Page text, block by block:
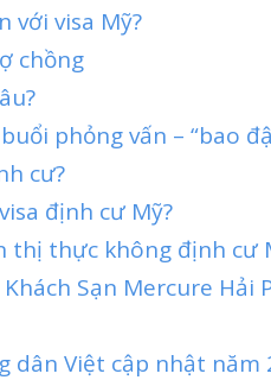
với visa Mỹ?
chồng
phỏng vấn – “bao
cư?
định cư Mỹ?
thị thực không định cư
Sạn Mercure Hải
dân Việt cập nhật năm